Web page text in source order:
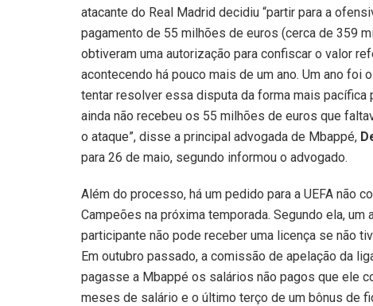
atacante do Real Madrid decidiu “partir para a
pagamento de 55 milhões de euros (cerca de 359
obtiveram uma autorização para confiscar o valor
acontecendo há pouco mais de um ano. Um ano
tentar resolver essa disputa da forma mais
ainda não recebeu os 55 milhões de euros que
o ataque”, disse a principal advogada de Mbappé,
para 26 de maio, segundo informou o advogado.
Além do processo, há um pedido para a UEFA não
Campeões na próxima temporada. Segundo ela,
participante não pode receber uma licença se não
Em outubro passado, a comissão de apelação da
pagasse a Mbappé os salários não pagos que ele
meses de salário e o último terço de um bônus de